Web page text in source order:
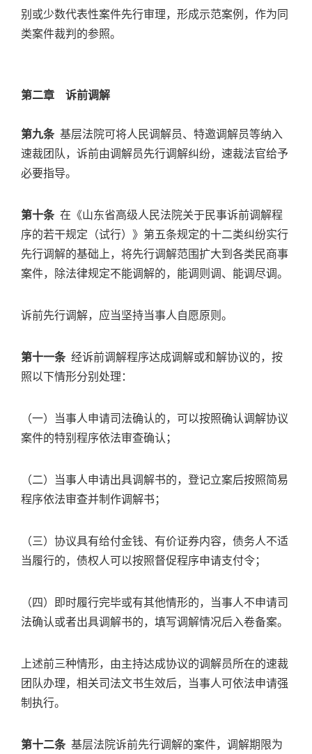
别或少数代表性案件先行审理，形成示范案例，作为同
类案件裁判的参照。
第二章 诉前调解
第九条基层法院可将人民调解员、特邀调解员等纳入
速裁团队，诉前由调解员先行调解纠纷，速裁法官给予
必要指导。
第十条在《山东省高级人民法院关于民事诉前调解程
序的若干规定（试行）》第五条规定的十二类纠纷实行
先行调解的基础上，将先行调解范围扩大到各类民商事
案件，除法律规定不能调解的，能调则调、能调尽调。
诉前先行调解，应当坚持当事人自愿原则。
第十一条经诉前调解程序达成调解或和解协议的，按
照以下情形分别处理：
（一）当事人申请司法确认的，可以按照确认调解协议
案件的特别程序依法审查确认；
（二）当事人申请出具调解书的，登记立案后按照简易
程序依法审查并制作调解书；
（三）协议具有给付金钱、有价证券内容，债务人不适
当履行的，债权人可以按照督促程序申请支付令；
（四）即时履行完毕或有其他情形的，当事人不申请司
法确认或者出具调解书的，填写调解情况后入卷备案。
上述前三种情形，由主持达成协议的调解员所在的速裁
团队办理，相关司法文书生效后，当事人可依法申请强
制执行。
第十二条基层法院诉前先行调解的案件，调解期限为